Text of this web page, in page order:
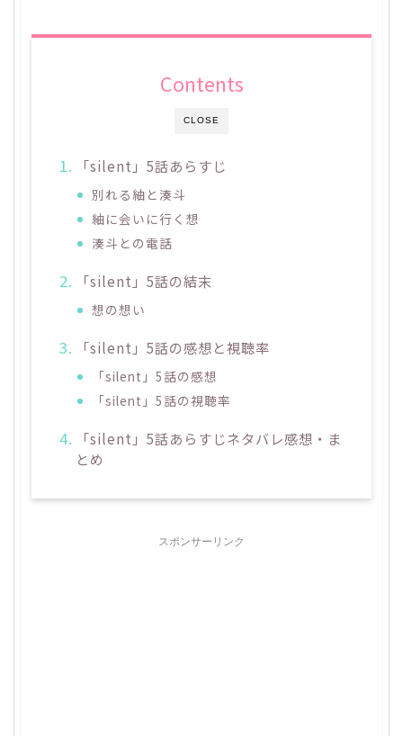
CLOSE
Contents
「silent」5話あらすじ
別れる紬と湊斗
紬に会いに行く想
湊斗との電話
「silent」5話の結末
想の想い
「silent」5話の感想と視聴率
「silent」5話の感想
「silent」5話の視聴率
「silent」5話あらすじネタバレ感想・ま
とめ
スポンサーリンク